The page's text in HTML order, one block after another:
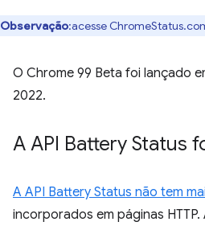
Observação:acesse
O Chrome 99 Beta foi lançado
2022.
A API Battery Status
A API Battery Status não tem
incorporados em páginas